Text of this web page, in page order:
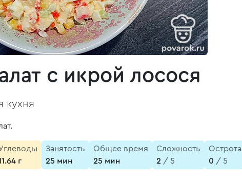
с икрой лосося
кухня
г
Занятость
25 мин
Общее время
25 мин
Сложность
2 / 5
Острота
0 / 5